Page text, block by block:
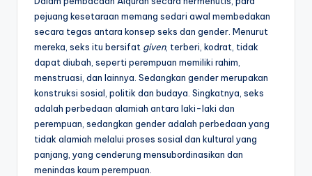
pejuang kesetaraan memang sedari awal membedakan
secara tegas antara konsep seks dan gender. Menurut
mereka, seks itu bersifat given, terberi, kodrat, tidak
dapat diubah, seperti perempuan memiliki rahim,
menstruasi, dan lainnya. Sedangkan gender merupakan
konstruksi sosial, politik dan budaya. Singkatnya, seks
adalah perbedaan alamiah antara laki-laki dan
perempuan, sedangkan gender adalah perbedaan yang
tidak alamiah melalui proses sosial dan kultural yang
panjang, yang cenderung mensubordinasikan dan
menindas kaum perempuan.